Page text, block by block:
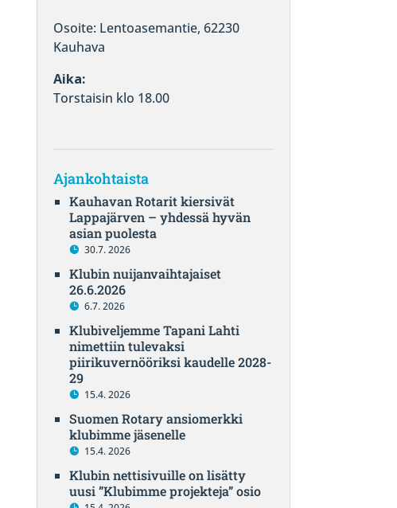
Osoite: Lentoasemantie, 62230
Kauhava
Aika:
Torstaisin klo 18.00
Ajankohtaista
Kauhavan Rotarit kiersivät
Lappajärven – yhdessä hyvän
asian puolesta
30.7. 2026
Klubin nuijanvaihtajaiset
26.6.2026
6.7. 2026
Klubiveljemme Tapani Lahti
nimettiin tulevaksi
piirikuvernööriksi kaudelle 2028-
29
15.4. 2026
Suomen Rotary ansiomerkki
klubimme jäsenelle
15.4. 2026
Klubin nettisivuille on lisätty
uusi ”Klubimme projekteja” osio